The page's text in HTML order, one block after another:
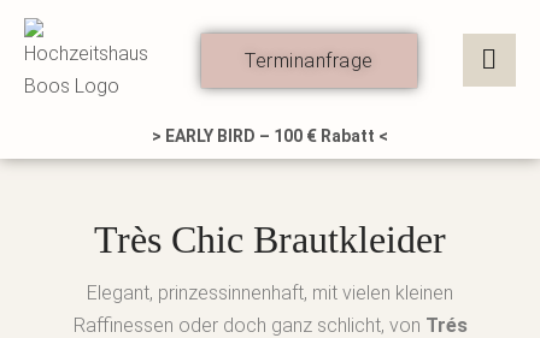
Zum
Inhalt
springen
Terminanfrage
> EARLY BIRD – 100 € Rabatt <
Très Chic Brautkleider
Elegant, prinzessinnenhaft, mit vielen kleinen
Raffinessen oder doch ganz schlicht, von Trés